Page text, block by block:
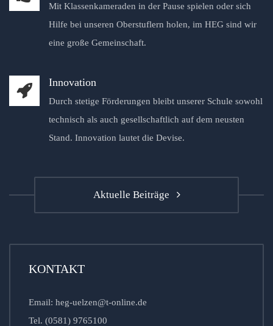
Mit Klassenkameraden in der Pause spielen oder sich
Hilfe bei unseren Oberstuflern holen, im HEG sind wir
eine große Gemeinschaft.
Innovation
Durch stetige Förderungen bleibt unserer Schule sowohl
technisch als auch gesellschaftlich auf dem neusten
Stand. Innovation lautet die Devise.
Aktuelle Beiträge
KONTAKT
Email: heg-uelzen@t-online.de
Tel. (0581) 9765100